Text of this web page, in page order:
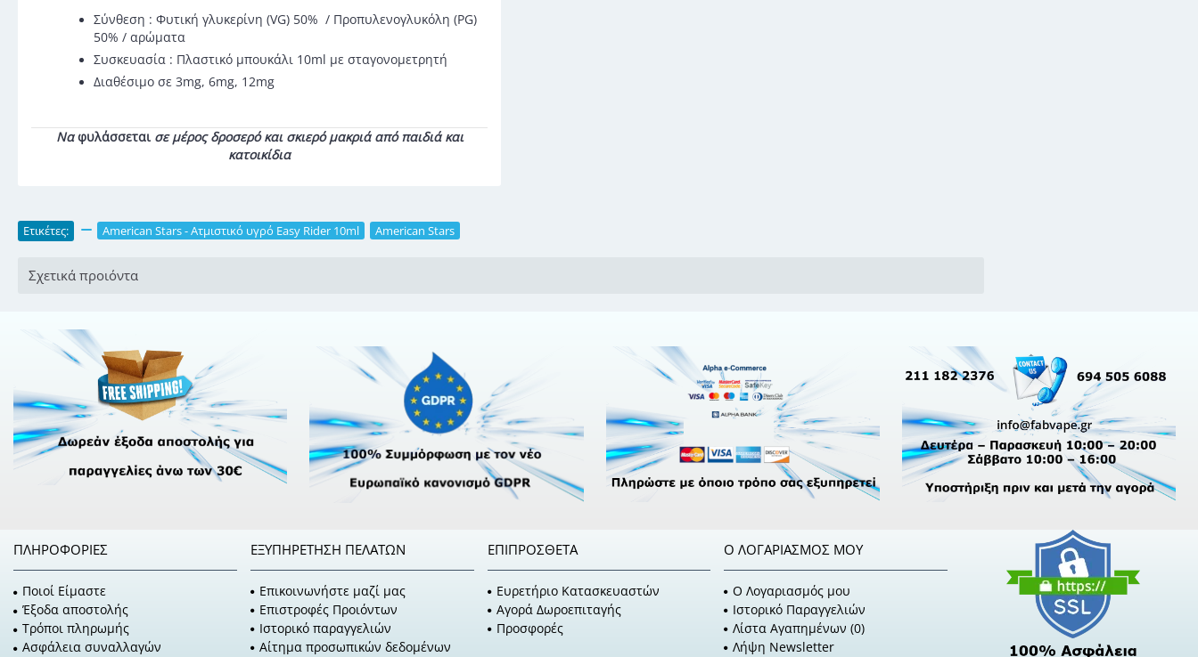
Σύνθεση : Φυτική γλυκερίνη (VG) 50% / Προπυλενογλυκόλη (PG)
50% / αρώματα
Συσκευασία : Πλαστικό μπουκάλι 10ml με σταγονομετρητή
Διαθέσιμο σε 3mg, 6mg, 12mg
Ναφυλάσσεταισε μέρος δροσερό και σκιερό μακριά από παιδιά και
κατοικίδια
Ετικέτες: American Stars - Ατμιστικό υγρό Easy Rider 10ml American Stars
Σχετικά προιόντα
ΠΛΗΡΟΦΟΡΊΕΣ
Ποιοί Είμαστε
Έξοδα αποστολής
Τρόποι πληρωμής
Ασφάλεια συναλλαγών
ΕΞΥΠΗΡΈΤΗΣΗ ΠΕΛΑΤΏΝ
Επικοινωνήστε μαζί μας
Επιστροφές Προιόντων
Ιστορικό παραγγελιών
Αίτημα προσωπικών δεδομένων
ΕΠΙΠΡΌΣΘΕΤΑ
Ευρετήριο Κατασκευαστών
Αγορά Δωροεπιταγής
Προσφορές
Ο ΛΟΓΑΡΙΑΣΜΌΣ ΜΟΥ
O Λογαριασμός μου
Ιστορικό Παραγγελιών
Λίστα Αγαπημένων (0)
Λήψη Newsletter